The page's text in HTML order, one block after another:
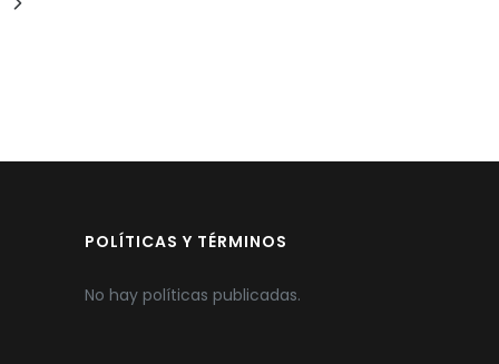
POLÍTICAS Y TÉRMINOS
No hay políticas publicadas.